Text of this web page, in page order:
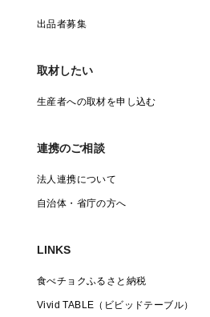
出品者募集
取材したい
生産者への取材を申し込む
連携のご相談
法人連携について
自治体・省庁の方へ
LINKS
食べチョクふるさと納税
Vivid TABLE（ビビッドテーブル）